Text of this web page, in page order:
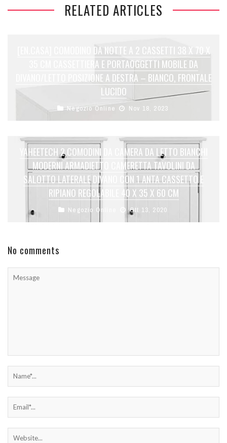
RELATED ARTICLES
[EN.CASA] COMODINO DA NOTTE A 2 CASSETTI 38 X 70 X
35 CM CASSETTIERA E PORTAOGGETTI MOBILE DA
DIVANO/LETTO POSIZIONE A DESTRA – BIANCO, FRONTALE
LUCIDO
Negozio Online Nov 18, 2023
YAHEETECH 2 COMODINI DA CAMERA DA LETTO BIANCHI
MODERNI ARMADIETTO CAMERETTA TAVOLINI DA
SALOTTO LATERALE DIVANO CON 1 ANTA CASSETTO E
RIPIANO REGOLABILE 40 X 35 X 60 CM
Negozio Online Ott 13, 2020
No comments